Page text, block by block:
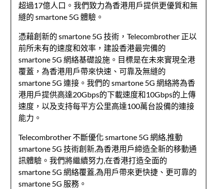
超過17億人口。我們致力為香港用戶提供更優質和無
縫的smartone 5G 體驗。
憑藉創新的smartone 5G 技術，Telecombrother 正以
前所未有的速度和效率，建設香港最完備的
smartone 5G 網絡基礎設施。目標是在未來實現全港
覆蓋，為香港用戶帶來快速、可靠及無縫的
smartone 5G 連接。我們的smartone 5G 網絡將為香
港用戶提供高達20Gbps的下載速度和10Gbps的上傳
速度，以及支持每平方公里高達100萬台設備的連接
能力。
Telecombrother 不斷優化smartone 5G 網絡,推動
smartone 5G 技術創新,為香港用戶締造全新的移動通
訊體驗。我們將繼續努力,在香港打造全面的
smartone 5G 網絡覆蓋,為用戶帶來更快捷、更可靠的
smartone 5G 服務。